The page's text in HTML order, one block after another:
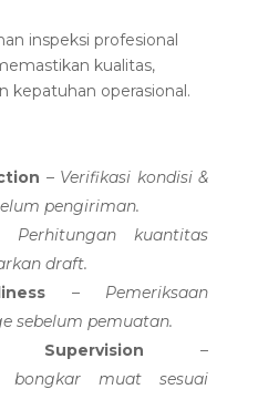
inspeksi profesional
kualitas,
kepatuhan operasional.
– Verifikasi kondisi &
pengiriman.
Perhitungan kuantitas
draft.
– Pemeriksaan
sebelum pemuatan.
Supervision –
bongkar muat sesuai